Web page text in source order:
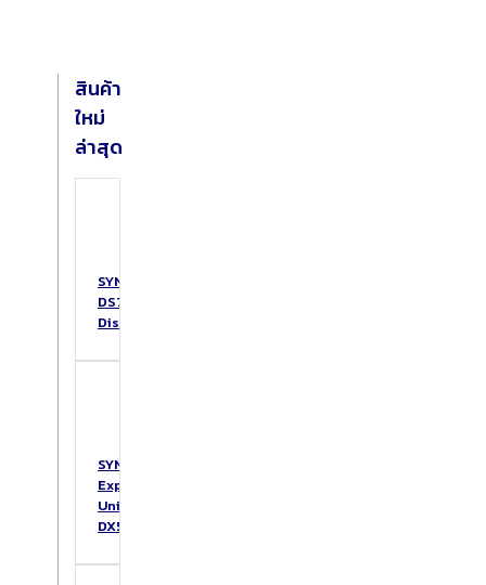
สินค้า
ใหม่
ล่าสุด
SYNOLOGY
DS725+
DiskStation
SYNOLOGY
Expansion
Unit
DX517